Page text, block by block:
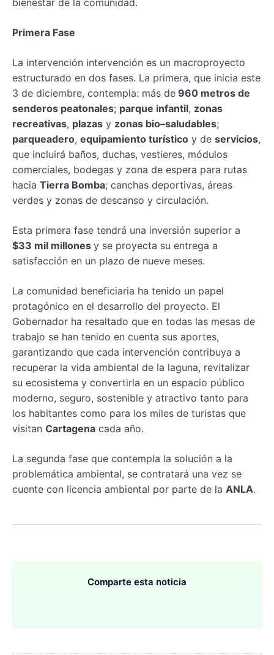
Primera Fase
La intervención intervención es un macroproyecto
estructurado en dos fases. La primera, que inicia este
3 de diciembre, contempla: más de 960 metros de
senderos peatonales; parque infantil, zonas
recreativas, plazas y zonas bio–saludables;
parqueadero, equipamiento turístico y de servicios,
que incluirá baños, duchas, vestieres, módulos
comerciales, bodegas y zona de espera para rutas
hacia Tierra Bomba; canchas deportivas, áreas
verdes y zonas de descanso y circulación.
Esta primera fase tendrá una inversión superior a
$33 mil millones y se proyecta su entrega a
satisfacción en un plazo de nueve meses.
La comunidad beneficiaria ha tenido un papel
protagónico en el desarrollo del proyecto. El
Gobernador ha resaltado que en todas las mesas de
trabajo se han tenido en cuenta sus aportes,
garantizando que cada intervención contribuya a
recuperar la vida ambiental de la laguna, revitalizar
su ecosistema y convertirla en un espacio público
moderno, seguro, sostenible y atractivo tanto para
los habitantes como para los miles de turistas que
visitan Cartagena cada año.
La segunda fase que contempla la solución a la
problemática ambiental, se contratará una vez se
cuente con licencia ambiental por parte de la ANLA.
Comparte esta noticia